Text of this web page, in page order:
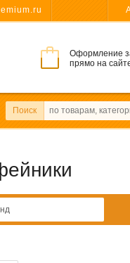
Оформление
прямо на
Поиск